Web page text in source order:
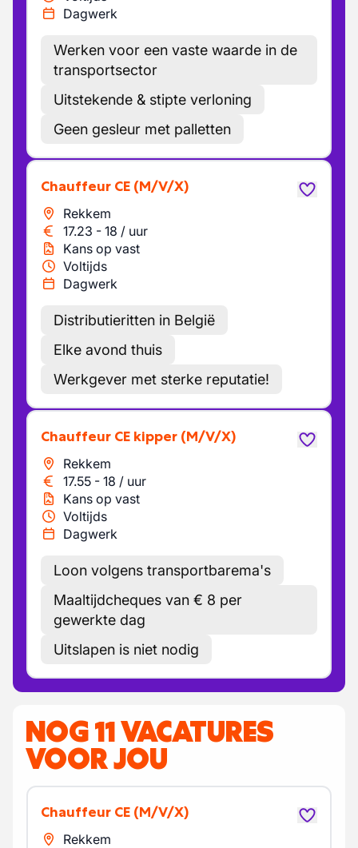
Dagwerk
Werken voor een vaste waarde in de
transportsector
Uitstekende & stipte verloning
Geen gesleur met palletten
Chauffeur CE (M/V/X)
Rekkem
17.23 - 18 / uur
Kans op vast
Voltijds
Dagwerk
Distributieritten in België
Elke avond thuis
Werkgever met sterke reputatie!
Chauffeur CE kipper (M/V/X)
Rekkem
17.55 - 18 / uur
Kans op vast
Voltijds
Dagwerk
Loon volgens transportbarema's
Maaltijdcheques van € 8 per
gewerkte dag
Uitslapen is niet nodig
NOG 11 VACATURES
VOOR JOU
Chauffeur CE (M/V/X)
Rekkem